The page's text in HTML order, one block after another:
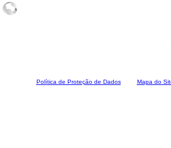
Política de Proteção de Dados Mapa do